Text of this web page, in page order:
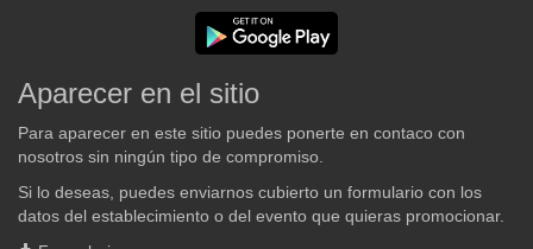
Aparecer en el sitio
Para aparecer en este sitio puedes ponerte en contaco con
nosotros sin ningún tipo de compromiso.
Si lo deseas, puedes enviarnos cubierto un formulario con los
datos del establecimiento o del evento que quieras promocionar.